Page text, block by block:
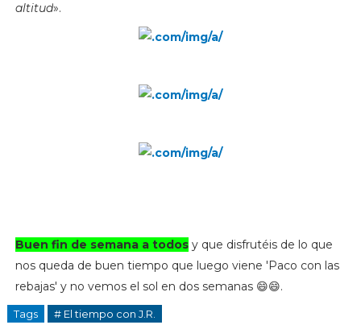
altitud».
Buen fin de semana a todosy que disfrutéis de lo que
nos queda de buen tiempo que luego viene 'Paco con las
rebajas' y no vemos el sol en dos semanas 😄😄.
Tags # El tiempo con J.R.